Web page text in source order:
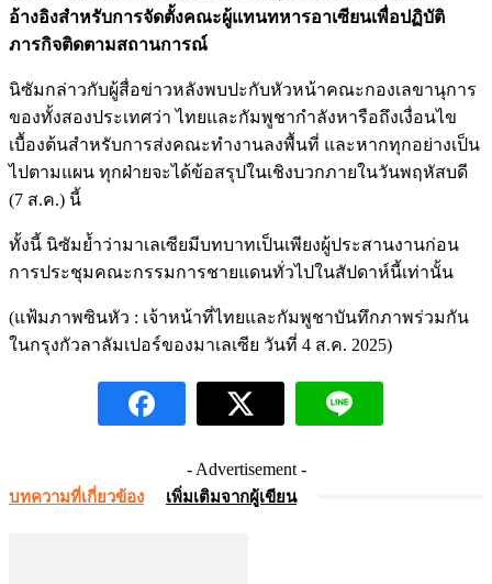
อ้างอิงสำหรับการจัดตั้งคณะผู้แทนทหารอาเซียนเพื่อปฏิบัติ
ภารกิจติดตามสถานการณ์
นิซัมกล่าวกับผู้สื่อข่าวหลังพบปะกับหัวหน้าคณะกองเลขานุการ
ของทั้งสองประเทศว่า ไทยและกัมพูชากำลังหารือถึงเงื่อนไข
เบื้องต้นสำหรับการส่งคณะทำงานลงพื้นที่ และหากทุกอย่างเป็น
ไปตามแผน ทุกฝ่ายจะได้ข้อสรุปในเชิงบวกภายในวันพฤหัสบดี
(7 ส.ค.) นี้
ทั้งนี้ นิซัมย้ำว่ามาเลเซียมีบทบาทเป็นเพียงผู้ประสานงานก่อน
การประชุมคณะกรรมการชายแดนทั่วไปในสัปดาห์นี้เท่านั้น
(แฟ้มภาพซินหัว : เจ้าหน้าที่ไทยและกัมพูชาบันทึกภาพร่วมกัน
ในกรุงกัวลาลัมเปอร์ของมาเลเซีย วันที่ 4 ส.ค. 2025)
- Advertisement -
บทความที่เกี่ยวข้อง เพิ่มเติมจากผู้เขียน